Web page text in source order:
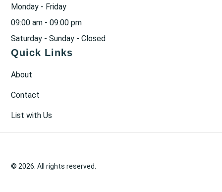
Monday - Friday
09:00 am - 09:00 pm
Saturday - Sunday - Closed
Quick Links
About
Contact
List with Us
© 2026. All rights reserved.